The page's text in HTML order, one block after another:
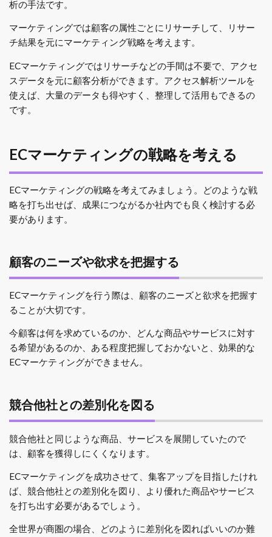
析の手法です。
マーケティングでは顧客の属性ごとにリサーチして、リサー
チ結果を元にマーケティング戦略を考えます。
ECマーケティングではリサーチなどの手間は不要で、アクセ
スデータを元に顧客分析ができます。アクセス解析ツールを
使えば、大量のデータも得やすく、整理して活用もできるの
です。
ECマーケティングの戦略を考える
ECマーケティングの戦略を考えてみましょう。どのような戦
略を打ち出せば、成果につながるか社内でも良く検討する必
要があります。
顧客のニーズや欲求を把握する
ECマーケティングを行う際は、顧客のニーズと欲求を把握す
ることが大切です。
今顧客は何を求めているのか、どんな商品やサービスに対す
る希望があるのか、ある程度把握しておかないと、効果的な
ECマーケティングができません。
競合他社との差別化を図る
競合他社と同じような商品、サービスを展開していたので
は、顧客を獲得しにくくなります。
ECマーケティングを成功させて、集客アップを目指したけれ
ば、競合他社との差別化を図り、より優れた商品やサービス
を打ち出す必要があるでしょう。
全世界が商圏の場合、どのように差別化を図ればいいのか難